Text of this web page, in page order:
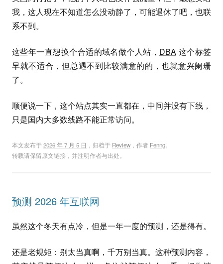
我，这人现在不知道怎么没动静了，可能退休了吧，也联
系不到。
这些年一直想换个合适的域名做个人站， DBA 这个标签
早就不适合，但总遇不到比较满意的的，也就意兴阑珊
了。
顺便说一下，这个站点其实一直都在，中间并没有下线，
只是国内大多数线路不能正常访问。
本文发布于2026 年 7 月 5 日 ，归档于 Review ，作者 Fenng
转载请保留原文链接，并注明作者与出处。
预测 2026 年互联网
虽然这个冬天有点冷，但是一年一度的预测，还是得有。
还是老规矩：别太当真啊，千万别当真。这种预测内容，